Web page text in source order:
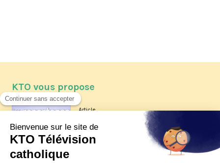
KTO vous propose
Article
Les reportages d'été 2026 de KTO